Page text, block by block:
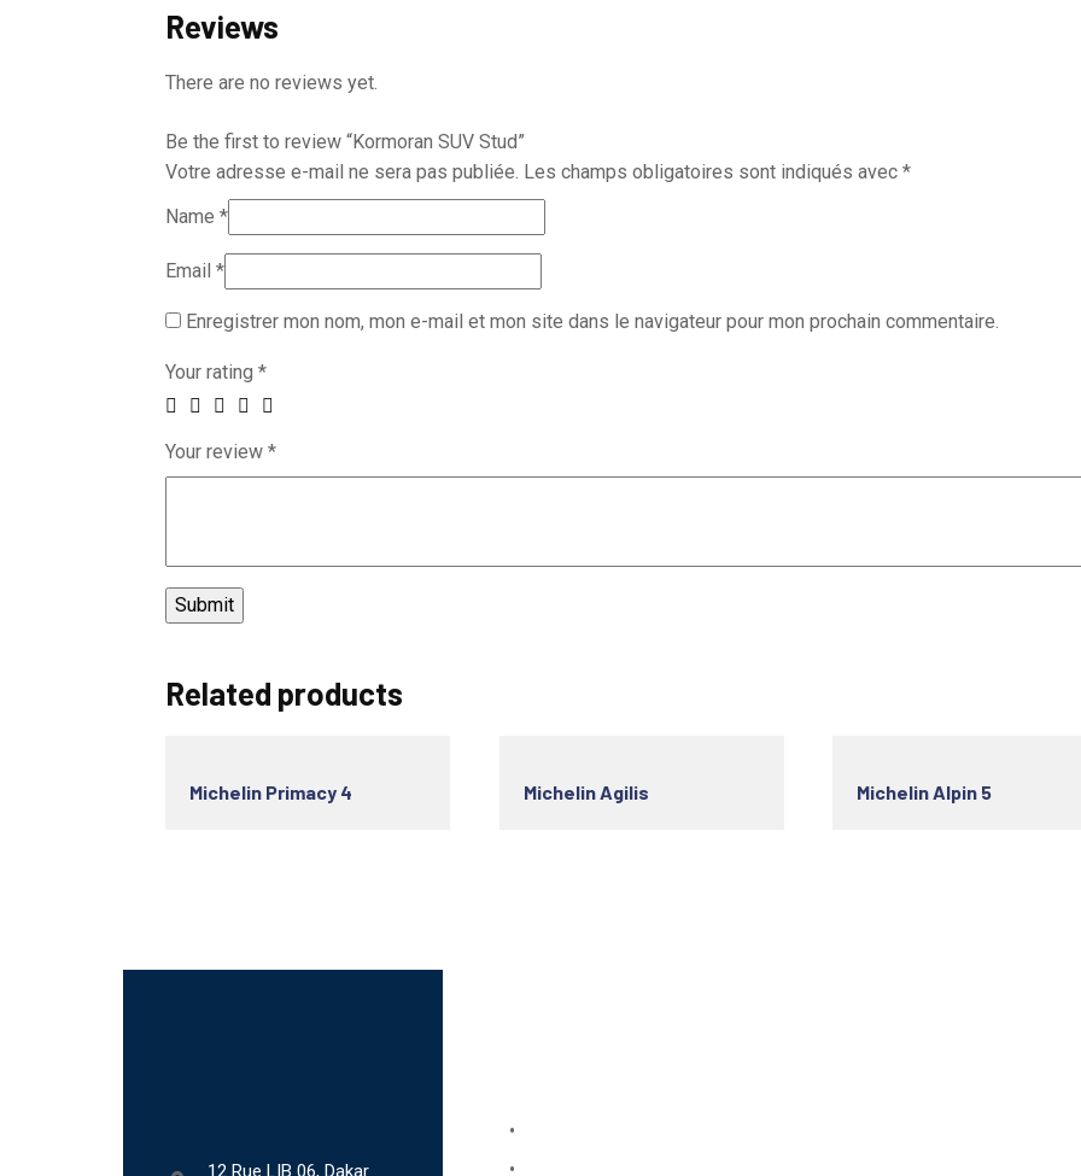
Reviews
There are no reviews yet.
Be the first to review “Kormoran SUV Stud”
Votre adresse e-mail ne sera pas publiée. Les champs obligatoires sont indiqués avec *
Name *
Email *
Enregistrer mon nom, mon e-mail et mon site dans le navigateur pour mon prochain commentaire.
Your rating *
Your review *
Related products
Michelin Primacy 4 Michelin Agilis Michelin Alpin 5
12 Rue LIB 06, Dakar